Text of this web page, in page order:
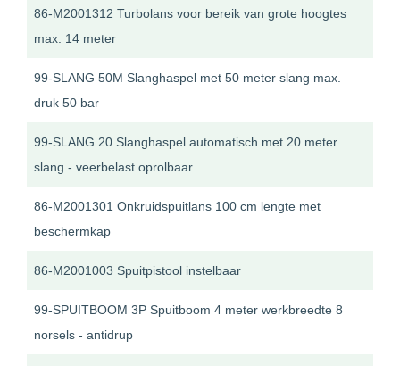
86-M2001312 Turbolans voor bereik van grote hoogtes
max. 14 meter
99-SLANG 50M Slanghaspel met 50 meter slang max.
druk 50 bar
99-SLANG 20 Slanghaspel automatisch met 20 meter
slang - veerbelast oprolbaar
86-M2001301 Onkruidspuitlans 100 cm lengte met
beschermkap
86-M2001003 Spuitpistool instelbaar
99-SPUITBOOM 3P Spuitboom 4 meter werkbreedte 8
norsels - antidrup